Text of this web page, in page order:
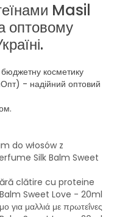
Masil
оптовому
косметику
- надійний оптовий
do włosów z
Silk Balm Sweet
clătire cu proteine
Sweet Love - 20ml
για μαλλιά με πρωτεΐνες